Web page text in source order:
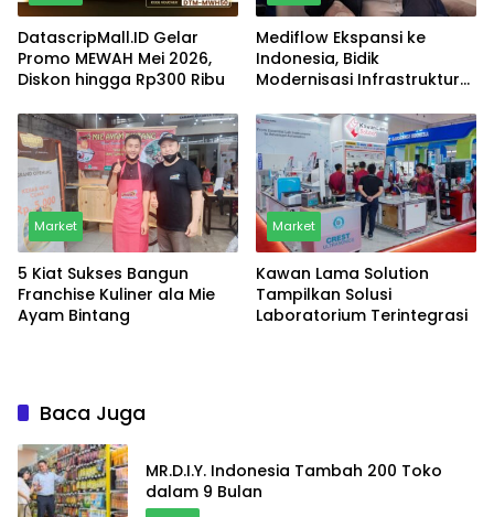
DatascripMall.ID Gelar
Promo MEWAH Mei 2026,
Diskon hingga Rp300 Ribu
Mediflow Ekspansi ke
Indonesia, Bidik
Modernisasi Infrastruktur
Market
5 Kiat Sukses Bangun
Franchise Kuliner ala Mie
Ayam Bintang
Market
Kawan Lama Solution
Tampilkan Solusi
Laboratorium Terintegrasi
Baca Juga
MR.D.I.Y. Indonesia Tambah 200 Toko
dalam 9 Bulan